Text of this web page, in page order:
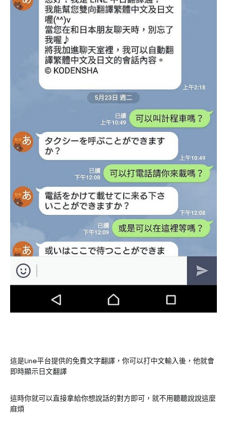
這是Line平台提供的免費文字翻譯，你可以打中文輸入後，他就會
即時顯示日文翻譯
這時你就可以直接拿給你想說話的對方即可，就不用聽聽說說這麼
麻煩